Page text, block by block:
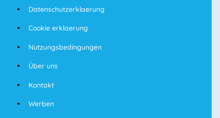
Datenschutzerklaerung
Cookie erklaerung
Nutzungsbedingungen
Über uns
Kontakt
Werben